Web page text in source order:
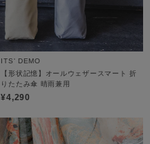
ITS' DEMO
【形状記憶】オールウェザースマート 折
りたたみ傘 晴雨兼用
¥4,290